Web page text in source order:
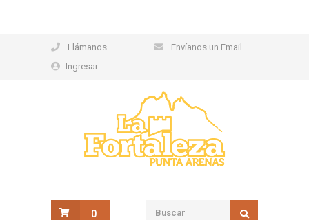
Llámanos
Envíanos un Email
Ingresar
0